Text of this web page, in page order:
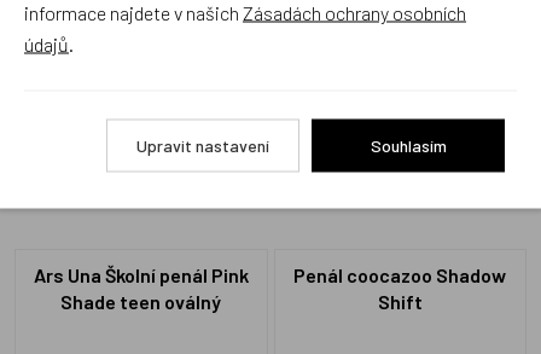
Přidat hodnocení
Ars Una Školní penál Pink
Shade teen oválný
Penál coocazoo Shadow
Shift
informace najdete v našich Zásadách ochrany osobních
údajů
Upravit nastavení Souhlasím